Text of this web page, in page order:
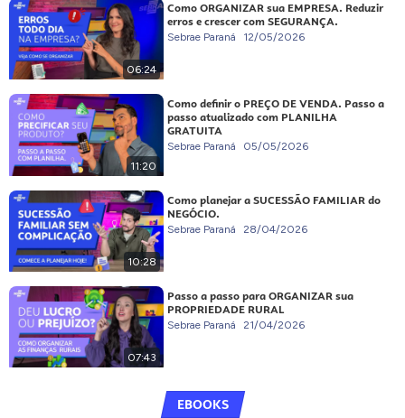
06:24
Como ORGANIZAR sua EMPRESA. Reduzir
erros e crescer com SEGURANÇA.
Sebrae Paraná 12/05/2026
11:20
Como definir o PREÇO DE VENDA. Passo a
passo atualizado com PLANILHA
GRATUITA
Sebrae Paraná 05/05/2026
10:28
Como planejar a SUCESSÃO FAMILIAR do
NEGÓCIO.
Sebrae Paraná 28/04/2026
07:43
Passo a passo para ORGANIZAR sua
PROPRIEDADE RURAL
Sebrae Paraná 21/04/2026
EBOOKS